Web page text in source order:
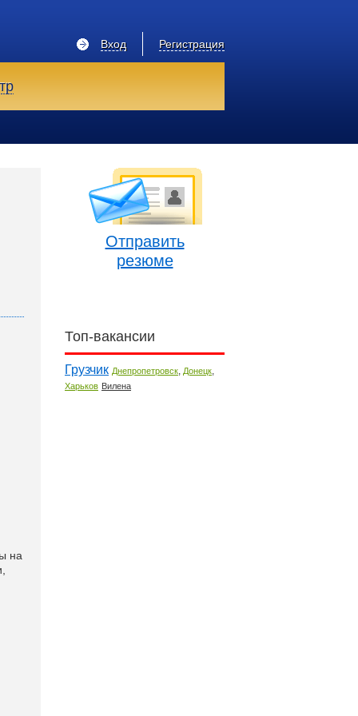
Регистрация
Вход
на
Отправить
резюме
Топ-вакансии
Грузчик Днепропетровск, Донецк,
Харьков Вилена